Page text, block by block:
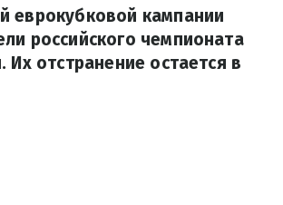
еврокубковой кампании
российского чемпионата
Их отстранение остается в